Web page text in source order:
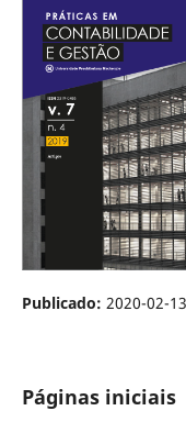
Publicado: 2020-02-13
Páginas iniciais